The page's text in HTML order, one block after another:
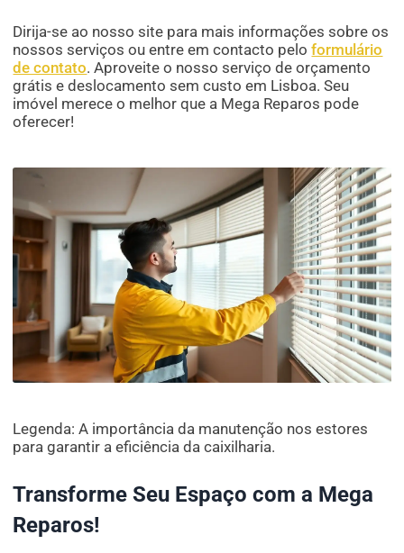
Dirija-se ao nosso site para mais informações sobre os
nossos serviços ou entre em contacto peloformulário
de contato. Aproveite o nosso serviço de orçamento
grátis e deslocamento sem custo em Lisboa. Seu
imóvel merece o melhor que a Mega Reparos pode
oferecer!
Legenda: A importância da manutenção nos estores
para garantir a eficiência da caixilharia.
Transforme Seu Espaço com a Mega
Reparos!